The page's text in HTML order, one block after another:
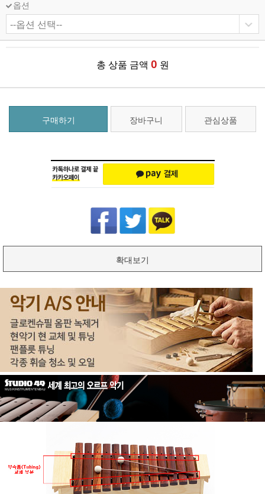
옵션
총 상품 금액 0 원
구매하기 장바구니 관심상품
확대보기